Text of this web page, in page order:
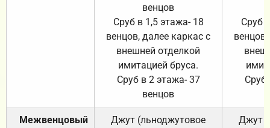
венцов
Сруб в 1,5 этажа- 18
венцов, далее каркас с
внешней отделкой
имитацией бруса.
Сруб в 2 этажа- 37
венцов
Сруб
Сруб
Межвенцовый
Джут (льноджутовое
Джут